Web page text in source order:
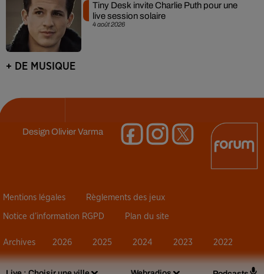
4 août 2026
Tiny Desk invite Charlie Puth pour une
live session solaire
+ DE MUSIQUE
DesignOlivier Varma
Mentions légales Règlements des jeux
Notice d’information RGPD Plan du site
Archives 2026 2025 2024 2023 2022